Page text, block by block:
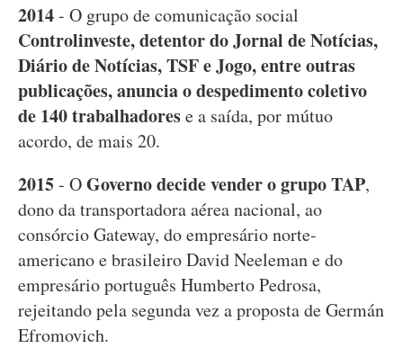
2014- O grupo de comunicação social
Controlinveste, detentor do Jornal de Notícias,
Diário de Notícias, TSF e Jogo, entre outras
publicações, anuncia o despedimento coletivo
de 140 trabalhadorese a saída, por mútuo
acordo, de mais 20.
2015- OGoverno decide vender o grupo TAP,
dono da transportadora aérea nacional, ao
consórcio Gateway, do empresário norte-
americano e brasileiro David Neeleman e do
empresário português Humberto Pedrosa,
rejeitando pela segunda vez a proposta de Germán
Efromovich.